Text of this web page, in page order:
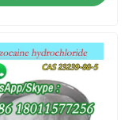
звена